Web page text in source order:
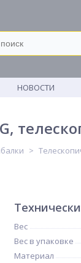
НОВОСТИ
Вес
Вес в упаковке
Материал